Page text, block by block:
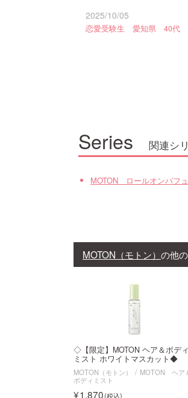
2025/10/05
恋愛受験生 愛知県 40代
Series 関連シ
MOTON ロールオンパフ
MOTON（モトン） の他
◇【限定】MOTON ヘア＆ボディ
ミスト ホワイトマスカット◆
MOTON（モトン）
MOTON ヘア
ボディミスト
1,870